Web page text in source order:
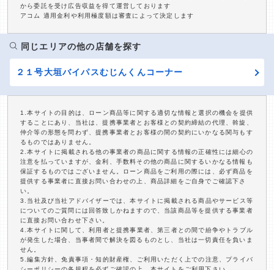
から委託を受け広告収益を得て運営しております
アコム 適用金利や利用極度額は審査によって決定します
同じエリアの他の店舗を探す
２１号大垣バイパスむじんくんコーナー
1.本サイトの目的は、ローン商品等に関する適切な情報と選択の機会を提供
することにあり、当社は、提携事業者とお客様との契約締結の代理、斡旋、
仲介等の形態を問わず、提携事業者とお客様の間の契約にいかなる関与もす
るものではありません。
2.本サイトに掲載される他の事業者の商品に関する情報の正確性には細心の
注意を払っていますが、金利、手数料その他の商品に関するいかなる情報も
保証するものではございません。ローン商品をご利用の際には、必ず商品を
提供する事業者に直接お問い合わせの上、商品詳細をご自身でご確認下さ
い。
3.当社及び当社アドバイザーでは、本サイトに掲載される商品やサービス等
についてのご質問には回答致しかねますので、当該商品等を提供する事業者
に直接お問い合わせ下さい。
4.本サイトに関して、利用者と提携事業者、第三者との間で紛争やトラブル
が発生した場合、当事者間で解決を図るものとし、当社は一切責任を負いま
せん。
5.編集方針、免責事項・知的財産権、ご利用いただく上での注意、プライバ